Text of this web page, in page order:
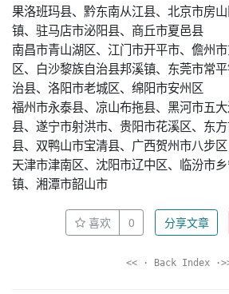
果洛班玛县、黔东南从江县、北京市房
镇、驻马店市泌阳县、商丘市夏邑县
南昌市青山湖区、江门市开平市、儋州
区、白沙黎族自治县邦溪镇、东莞市常
治县、洛阳市老城区、绵阳市安州区
福州市永泰县、凉山布拖县、黑河市五
县、遂宁市射洪市、贵阳市花溪区、东
县、双鸭山市宝清县、广西贺州市八步区
天津市津南区、沈阳市辽中区、临汾市
镇、湘潭市韶山市
喜欢 0 分享文章
<< · Back Index